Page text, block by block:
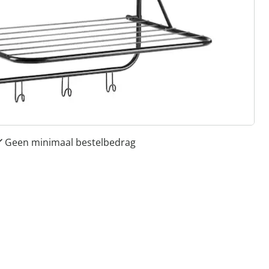
voor
& Comfort”
Gratis retour
Geen minimaal bestelbedrag